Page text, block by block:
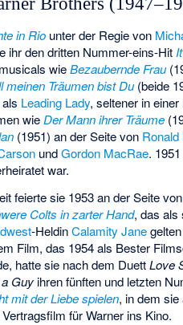
in Rio unter der Regie von
ihr den dritten Nummer-eins-Hit
wieBezaubernde Frau
meinen Träumen bist Du(beide
Leading Lady, seltener in
wieDer Mann ihrer Träume
(1951) an der Seite von Ronald
undGordon MacRae.
war.
feierte sie 1953 an der Seite von
Colts in zarter Hand, das als
-HeldinCalamity Jane
Film, das 1954 als Bester
hatte sie nach dem DuettLove
Guy ihren fünften und letzten
mit der Liebe spielen, in dem
für Warner ins Kino.